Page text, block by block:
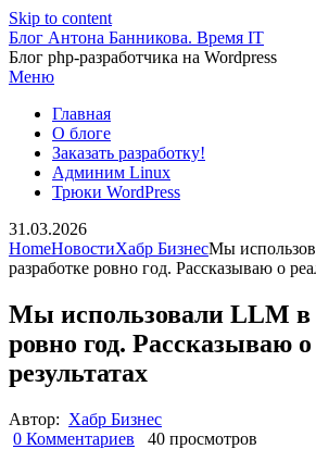
Skip to content
Блог Антона Банникова. Время IT
Блог php-разработчика на Wordpress
Меню
Главная
О блоге
Заказать разработку!
Админим Linux
Трюки WordPress
31.03.2026
HomeНовостиХабр БизнесМы
разработке ровно год. Рассказываю о
Мы использовали LLM в
ровно год. Рассказываю
результатах
Автор: Хабр Бизнес
0 Комментариев
40 просмотров